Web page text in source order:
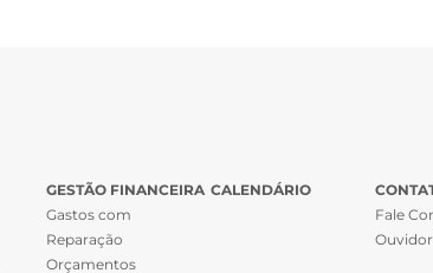
GESTÃO FINANCEIRA
Gastos com
Reparação
Orçamentos
CALENDÁRIO
Fale